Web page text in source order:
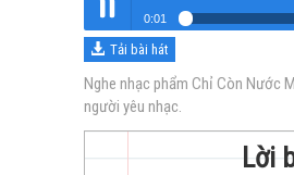
Nghe
0:01
Chỉ Còn Nước Mắt
Tải bài hát
Nghe nhạc phẩm Chỉ Còn Nước
người yêu nhạc.
Lời